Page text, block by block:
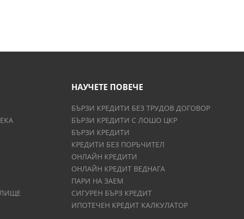
НАУЧЕТЕ ПОВЕЧЕ
БЪРЗИ КРЕДИТИ БЕЗ ТРУДОВ ДОГОВОР
БЪРЗИ КРЕДИТИ С ЛОШО ЦКР
БЪРЗИ КРЕДИТИ
КРЕДИТИ БЕЗ ПОРЪЧИТЕЛ
ОНЛАЙН КРЕДИТИ
ОНЛАЙН КРЕДИТ ВЕДНАГА
ПАРИ НА ЗАЕМ
СИГУРЕН БЪРЗ КРЕДИТ
ИПОТЕЧЕН КРЕДИТ КАЛКУЛАТОР